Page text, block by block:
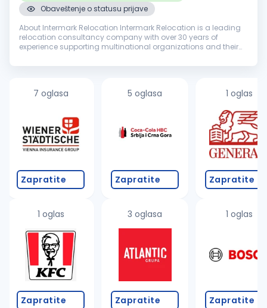
Obaveštenje o statusu prijave
About Intermark Relocation Intermark Relocation is a leading
relocation consultancy company with over 30 years of
experience supporting multinational organizations and their
Immigration, Reloca...
7 oglasa
Zapratite
1 oglas
Zapratite
5 oglasa
Zapratite
3 oglasa
Zapratite
1 oglas
Zapratite
1 oglas
Zapratite